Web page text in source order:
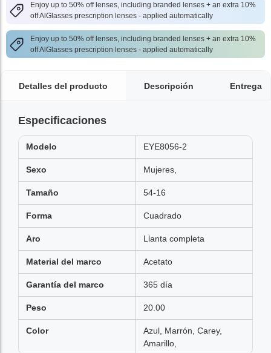
Enjoy up to 50% off lenses, including branded lenses + an extra 10%
off AlGlasses prescription lenses - applied automatically
Enjoy up to 50% off lenses, including branded lenses + an extra 10%
off AlGlasses prescription lenses - applied automatically
Detalles del producto Descripción Entrega
Especificaciones
Modelo EYE8056-2
Sexo Mujeres,
Tamaño 54-16
Forma Cuadrado
Aro Llanta completa
Material del marco Acetato
Garantía del marco 365 día
Peso 20.00
Color
Azul, Marrón, Carey,
Amarillo,